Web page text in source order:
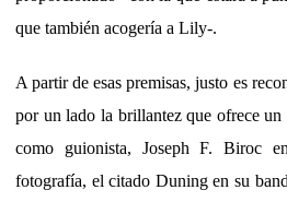
que también acogería a Lily-.
A partir de esas premisas, justo es
por un lado la brillantez que ofrece un
como guionista, Joseph F. Biroc
fotografía, el citado Duning en su